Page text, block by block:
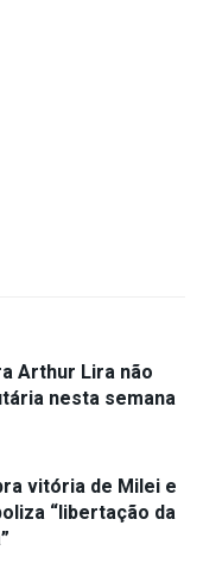
Arthur Lira não
nesta semana
vitória de Milei e
“libertação da